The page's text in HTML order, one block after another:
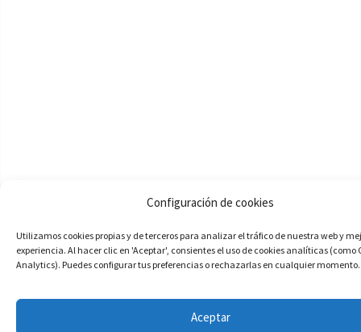
Configuración de cookies
Utilizamos cookies propias y de terceros para analizar el tráfico de nuestra web y
experiencia. Al hacer clic en 'Aceptar', consientes el uso de cookies analíticas (como
Analytics). Puedes configurar tus preferencias o rechazarlas en cualquier momento.
Aceptar